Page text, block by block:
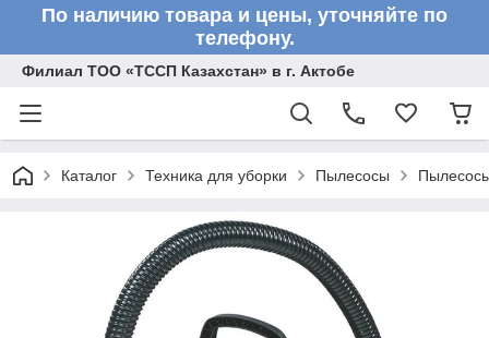
По наличию товара и цены, уточняйте по
телефону.
Филиал ТОО «ТССП Казахстан» в г. Актобе
Каталог Техника для уборки Пылесосы